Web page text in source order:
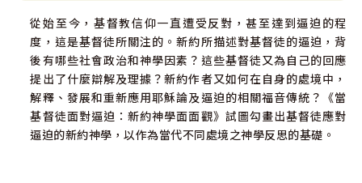
從始至今，基督教信仰一直遭受反對，甚至達到逼迫的程
度，這是基督徒所關注的。新約所描述對基督徒的逼迫，背
後有哪些社會政治和神學因素？這些基督徒又為自己的回應
提出了什麼辯解及理據？新約作者又如何在自身的處境中，
解釋、發展和重新應用耶穌論及逼迫的相關福音傳統？《當
基督徒面對逼迫：新約神學面面觀》試圖勾畫出基督徒應對
逼迫的新約神學，以作為當代不同處境之神學反思的基礎。